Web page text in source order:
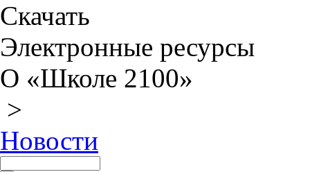
Скачать
Электронные ресурсы
О «Школе 2100»
>
Новости